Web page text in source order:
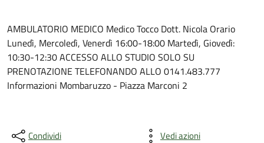
AMBULATORIO MEDICO Medico Tocco Dott. Nicola Orario
Lunedì, Mercoledì, Venerdì 16:00-18:00 Martedì, Giovedì:
10:30-12:30 ACCESSO ALLO STUDIO SOLO SU
PRENOTAZIONE TELEFONANDO ALLO 0141.483.777
Informazioni Mombaruzzo - Piazza Marconi 2
Condividi Vedi azioni